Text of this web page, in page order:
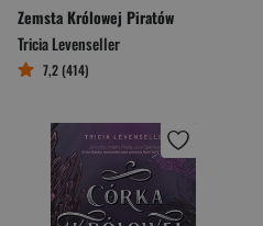
Zemsta Królowej Piratów
Tricia Levenseller
7,2 (414)